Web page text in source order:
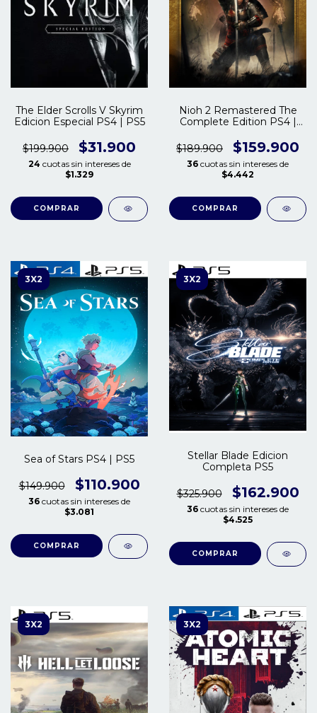
The Elder Scrolls V Skyrim
Edicion Especial PS4 | PS5
$199.900 $31.900
24 cuotas sin intereses de
$1.329
COMPRAR
Nioh 2 Remastered The
Complete Edition PS4 |
$189.900
$159.900
36 cuotas sin intereses de
$4.442
COMPRAR
3X2
Sea of Stars PS4 | PS5
$149.900 $110.900
36 cuotas sin intereses de
$3.081
COMPRAR
3X2
Stellar Blade Edicion
Completa PS5
$325.900 $162.900
36 cuotas sin intereses de
$4.525
COMPRAR
3X2 3X2